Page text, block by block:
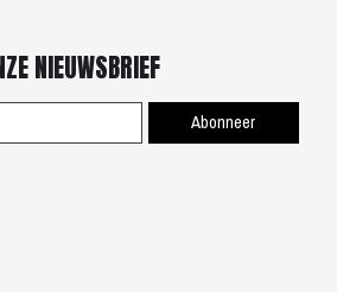
NIEUWSBRIEF
Abonneer